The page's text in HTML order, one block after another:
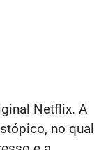
Netflix. A
no qual